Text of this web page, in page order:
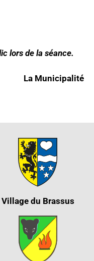
lors de la séance.
La Municipalité
Village du Brassus